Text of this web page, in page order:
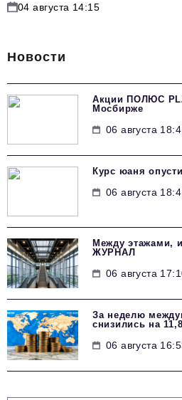
04 августа 14:15
Новости
Акции ПОЛЮС
Мосбирже
06 августа
Курс юаня
06 августа
Между этажами,
ЖУРНАЛ
06 августа
За неделю
снизились на
06 августа